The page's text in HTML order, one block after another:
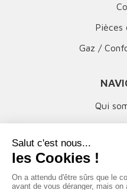
Pièces
Gaz /
Qui
MON